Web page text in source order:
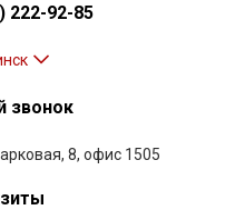
222-92-85
звонок
8, офис 1505